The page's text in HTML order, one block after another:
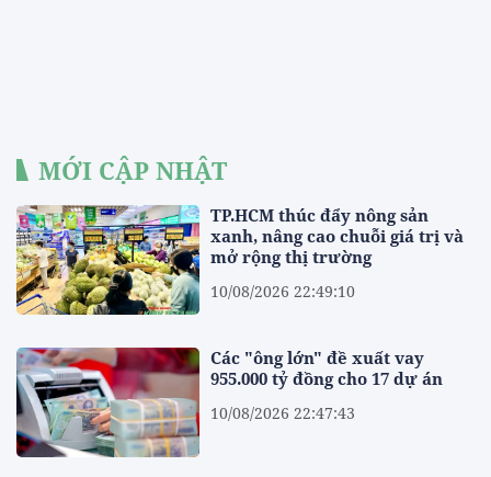
MỚI CẬP NHẬT
TP.HCM thúc đẩy nông sản
xanh, nâng cao chuỗi giá trị và
mở rộng thị trường
10/08/2026 22:49:10
Các "ông lớn" đề xuất vay
955.000 tỷ đồng cho 17 dự án
10/08/2026 22:47:43